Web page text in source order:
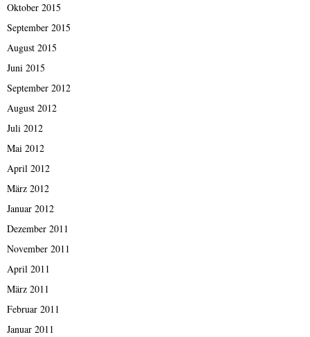
Oktober 2015
September 2015
August 2015
Juni 2015
September 2012
August 2012
Juli 2012
Mai 2012
April 2012
März 2012
Januar 2012
Dezember 2011
November 2011
April 2011
März 2011
Februar 2011
Januar 2011